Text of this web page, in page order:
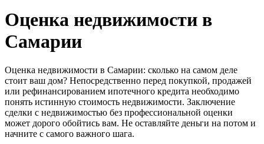
Оценка недвижимости в
Самарии
Оценка недвижимости в Самарии: сколько на самом деле
стоит ваш дом? Непосредственно перед покупкой, продажей
или рефинансированием ипотечного кредита необходимо
понять истинную стоимость недвижимости. Заключение
сделки с недвижимостью без профессиональной оценки
может дорого обойтись вам. Не оставляйте деньги на потом и
начните с самого важного шага.